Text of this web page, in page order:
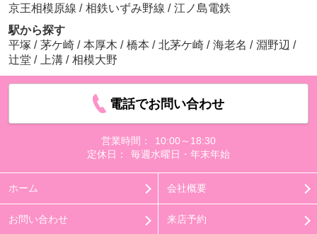
京王相模原線 / 相鉄いずみ野線 / 江ノ島電鉄
駅から探す
平塚 / 茅ケ崎 / 本厚木 / 橋本 / 北茅ケ崎 / 海老名 / 淵野辺 /
辻堂 / 上溝 / 相模大野
電話でお問い合わせ
営業時間：
10:00～18:30
定休日：
毎週水曜日・年末年始
ホーム 会社概要
お問い合わせ 来店予約